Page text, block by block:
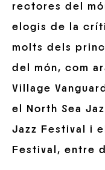
rectores del
elogis de la
molts dels
del món, com
Village
el North Sea
Jazz Festival i
Festival, entre